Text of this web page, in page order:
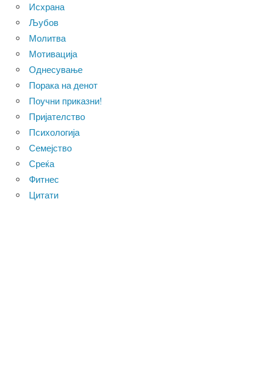
Исхрана
Љубов
Молитва
Мотивација
Однесување
Порака на денот
Поучни приказни!
Пријателство
Психологија
Семејство
Среќа
Фитнес
Цитати